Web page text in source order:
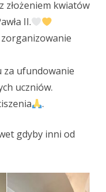
złożeniem kwiatów
II.
za ufundowanie
uczniów.
.
gdyby inni od